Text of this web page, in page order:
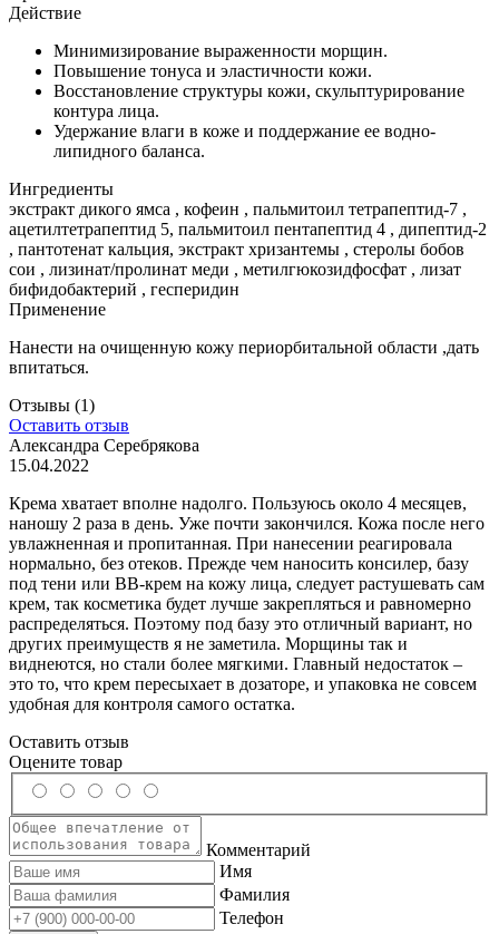
Действие
Минимизирование выраженности морщин.
Повышение тонуса и эластичности кожи.
Восстановление структуры кожи, скульптурирование
контура лица.
Удержание влаги в коже и поддержание ее водно-
липидного баланса.
Ингредиенты
экстракт дикого ямса , кофеин , пальмитоил тетрапептид-7 ,
ацетилтетрапептид 5, пальмитоил пентапептид 4 , дипептид-2
, пантотенат кальция, экстракт хризантемы , стеролы бобов
сои , лизинат/пролинат меди , метилгюкозидфосфат , лизат
бифидобактерий , гесперидин
Применение
Нанести на очищенную кожу периорбитальной области ,дать
впитаться.
Отзывы (1)
Оставить отзыв
Александра Серебрякова
15.04.2022
Крема хватает вполне надолго. Пользуюсь около 4 месяцев,
наношу 2 раза в день. Уже почти закончился. Кожа после него
увлажненная и пропитанная. При нанесении реагировала
нормально, без отеков. Прежде чем наносить консилер, базу
под тени или BB-крем на кожу лица, следует растушевать сам
крем, так косметика будет лучше закрепляться и равномерно
распределяться. Поэтому под базу это отличный вариант, но
других преимуществ я не заметила. Морщины так и
виднеются, но стали более мягкими. Главный недостаток –
это то, что крем пересыхает в дозаторе, и упаковка не совсем
удобная для контроля самого остатка.
Оставить отзыв
Оцените товар
Комментарий
Имя
Фамилия
Телефон